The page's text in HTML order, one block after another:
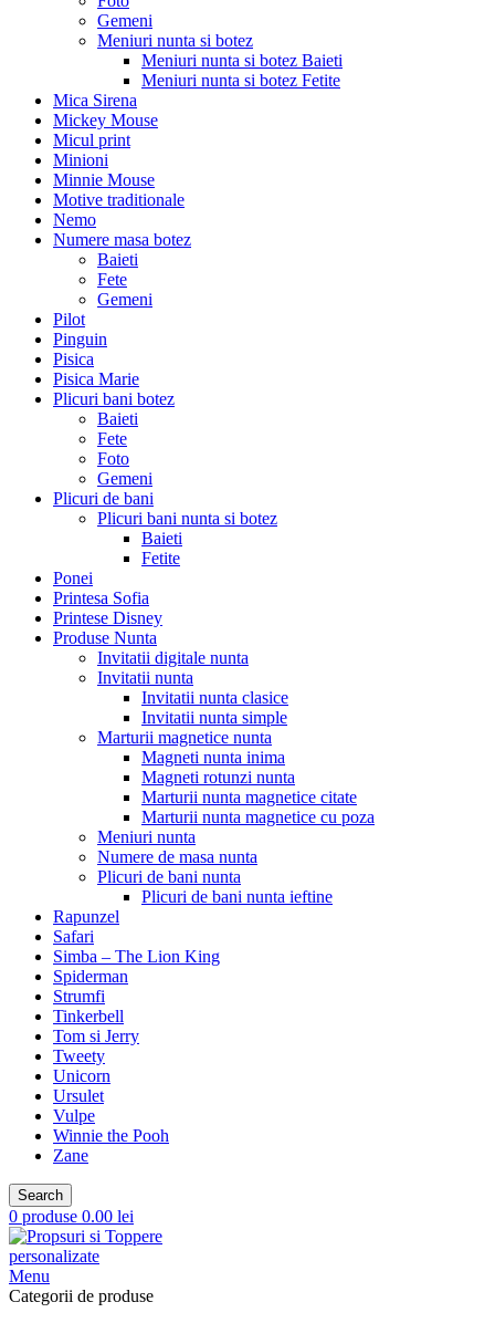
Gemeni
Meniuri nunta si botez
Meniuri nunta si botez Baieti
Meniuri nunta si botez Fetite
Mica Sirena
Mickey Mouse
Micul print
Minioni
Minnie Mouse
Motive traditionale
Nemo
Numere masa botez
Baieti
Fete
Gemeni
Pilot
Pinguin
Pisica
Pisica Marie
Plicuri bani botez
Baieti
Fete
Foto
Gemeni
Plicuri de bani
Plicuri bani nunta si botez
Baieti
Fetite
Ponei
Printesa Sofia
Printese Disney
Produse Nunta
Invitatii digitale nunta
Invitatii nunta
Invitatii nunta clasice
Invitatii nunta simple
Marturii magnetice nunta
Magneti nunta inima
Magneti rotunzi nunta
Marturii nunta magnetice citate
Marturii nunta magnetice cu poza
Meniuri nunta
Numere de masa nunta
Plicuri de bani nunta
Plicuri de bani nunta ieftine
Rapunzel
Safari
Simba – The Lion King
Spiderman
Strumfi
Tinkerbell
Tom si Jerry
Tweety
Unicorn
Ursulet
Vulpe
Winnie the Pooh
Zane
Search
0 produse 0.00 lei
Menu
Categorii de produse